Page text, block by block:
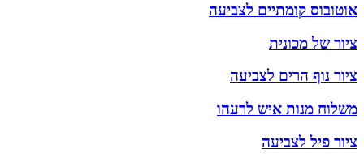
אוטובוס קומתיים לצביעה
ציור של מכונית
ציור נוף הרים לצביעה
משלוח מנות איש לרעהו
ציור פיל לצביעה